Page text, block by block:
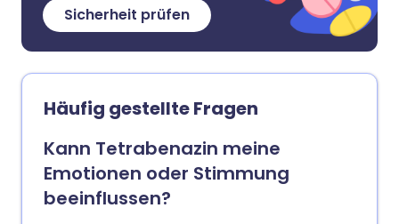
Sicherheit prüfen
Häufig gestellte Fragen
Kann Tetrabenazin meine
Emotionen oder Stimmung
beeinflussen?